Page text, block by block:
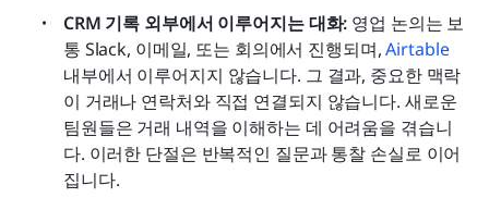
CRM 기록 외부에서 이루어지는 대화: 영업 논의는 보
통 Slack, 이메일, 또는 회의에서 진행되며, Airtable
내부에서 이루어지지 않습니다. 그 결과, 중요한 맥락
이 거래나 연락처와 직접 연결되지 않습니다. 새로운
팀원들은 거래 내역을 이해하는 데 어려움을 겪습니
다. 이러한 단절은 반복적인 질문과 통찰 손실로 이어
집니다.